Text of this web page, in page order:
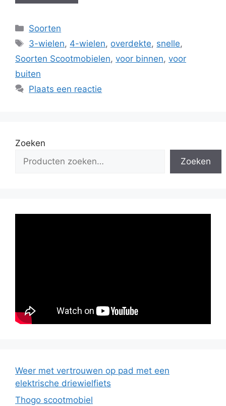
Categorieën
Soorten
Tags
3-wielen, 4-wielen, overdekte, snelle,
Soorten Scootmobielen, voor binnen, voor
buiten
Plaats een reactie
Zoeken
Zoeken
Weer met vertrouwen op pad met een
elektrische driewielfiets
Thogo scootmobiel